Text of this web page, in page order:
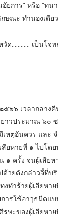
ยการ” หรือ “ท
ษณะ ทำนองเดี
ด............ เป็นโจ
๕๖๖ เวลากลา
าวประมาณ ๖๐
เหตุอันควร และ
เสียหายที่ ๑ ไปโ
๑ ครั้ง จนผู้เสีย
ด้วยดังกล่าวจี้ที่
งทำร้ายผู้เสียหา
ยการใช้อาวุธมีด
ษะของผู้เสียหา